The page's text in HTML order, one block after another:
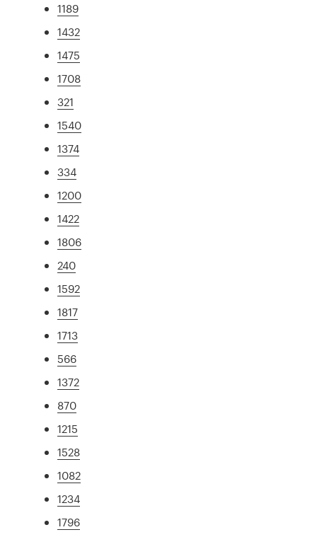
1189
1432
1475
1708
321
1540
1374
334
1200
1422
1806
240
1592
1817
1713
566
1372
870
1215
1528
1082
1234
1796